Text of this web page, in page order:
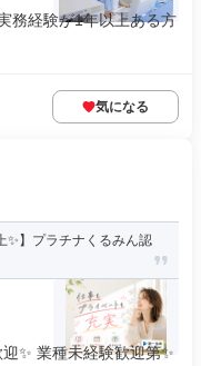
務経験が1年以上ある方
気になる
✨】プラチナくるみん認
✨ 業種未経験歓迎第✨